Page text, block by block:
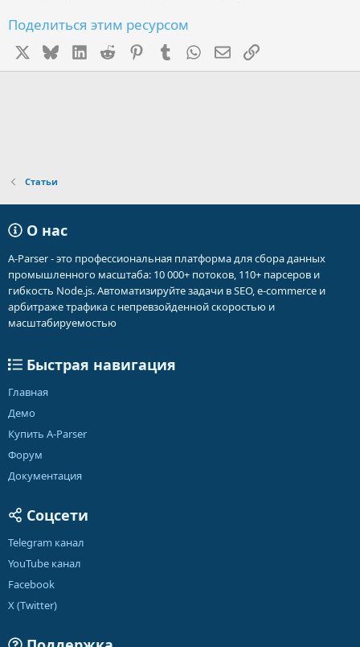
Поделиться этим ресурсом
BlueskyLinkedIn
Reddit PinterestTumblr WhatsApp
Электронная почта
Ссылка
Статьи
О нас
A-Parser - это профессиональная платформа для сбора данных
промышленного масштаба: 10 000+ потоков, 110+ парсеров и
гибкость Node.js. Автоматизируйте задачи в SEO, e-commerce и
арбитраже трафика с непревзойденной скоростью и
масштабируемостью
Быстрая навигация
Главная
Демо
Купить A-Parser
Форум
Документация
Соцсети
Telegram канал
YouTube канал
Facebook
X (Twitter)